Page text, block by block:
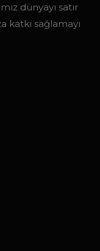
dünyayı satır
katkı sağlamayı